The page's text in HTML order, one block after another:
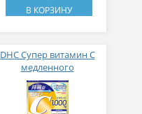
В КОРЗИНУ
DHC Супер витамин С
медленного
высвобождения 1000 мг